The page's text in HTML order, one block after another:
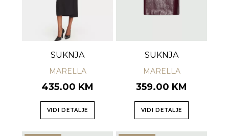
SUKNJA
MARELLA
435.00 KM
VIDI DETALJE
SUKNJA
MARELLA
359.00 KM
VIDI DETALJE